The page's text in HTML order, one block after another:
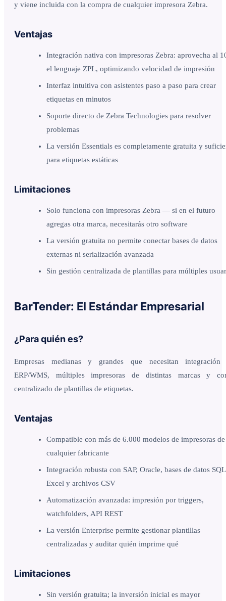
y viene incluida con la compra de cualquier impresora Zebra.
Ventajas
Integración nativa con impresoras Zebra: aprovecha al
el lenguaje ZPL, optimizando velocidad de impresión
Interfaz intuitiva con asistentes paso a paso para crear
etiquetas en minutos
Soporte directo de Zebra Technologies para resolver
problemas
La versión Essentials es completamente gratuita y
para etiquetas estáticas
Limitaciones
Solo funciona con impresoras Zebra — si en el futuro
agregas otra marca, necesitarás otro software
La versión gratuita no permite conectar bases de datos
externas ni serialización avanzada
Sin gestión centralizada de plantillas para múltiples
BarTender: El Estándar Empresarial
¿Para quién es?
Empresas medianas y grandes que necesitan integración
ERP/WMS, múltiples impresoras de distintas marcas y
centralizado de plantillas de etiquetas.
Ventajas
Compatible con más de 6.000 modelos de impresoras de
cualquier fabricante
Integración robusta con SAP, Oracle, bases de datos
Excel y archivos CSV
Automatización avanzada: impresión por triggers,
watchfolders, API REST
La versión Enterprise permite gestionar plantillas
centralizadas y auditar quién imprime qué
Limitaciones
Sin versión gratuita; la inversión inicial es mayor